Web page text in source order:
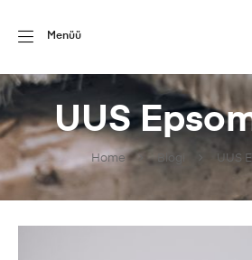
Menüü
Home Blogi UUS
UUS